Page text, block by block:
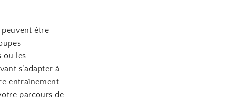
être
ou les
s’adapter à
entraînement
parcours de